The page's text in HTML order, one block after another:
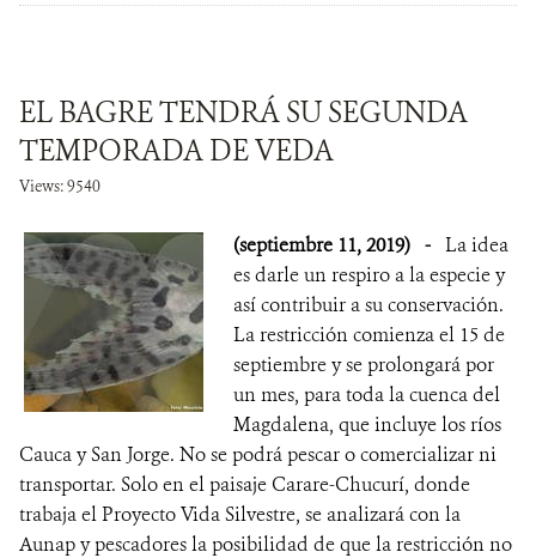
EL BAGRE TENDRÁ SU SEGUNDA
TEMPORADA DE VEDA
Views: 9540
(septiembre 11, 2019) - La idea
es darle un respiro a la especie y
así contribuir a su conservación.
La restricción comienza el 15 de
septiembre y se prolongará por
un mes, para toda la cuenca del
Magdalena, que incluye los ríos
Cauca y San Jorge. No se podrá pescar o comercializar ni
transportar. Solo en el paisaje Carare-Chucurí, donde
trabaja el Proyecto Vida Silvestre, se analizará con la
Aunap y pescadores la posibilidad de que la restricción no